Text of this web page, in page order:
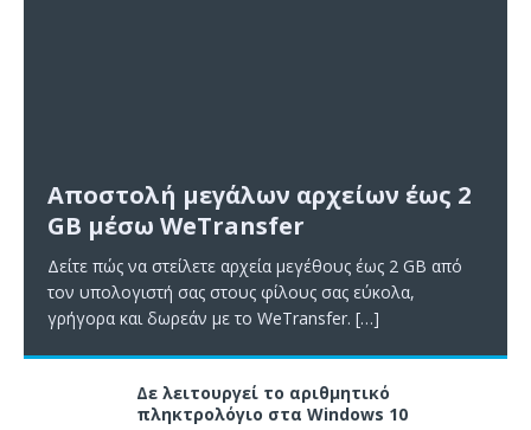
Αποστολή μεγάλων αρχείων έως 2
GB μέσω WeTransfer
Δείτε πώς να στείλετε αρχεία μεγέθους έως 2 GB από
τον υπολογιστή σας στους φίλους σας εύκολα,
γρήγορα και δωρεάν με το WeTransfer. […]
Δε λειτουργεί το αριθμητικό
πληκτρολόγιο στα Windows 10